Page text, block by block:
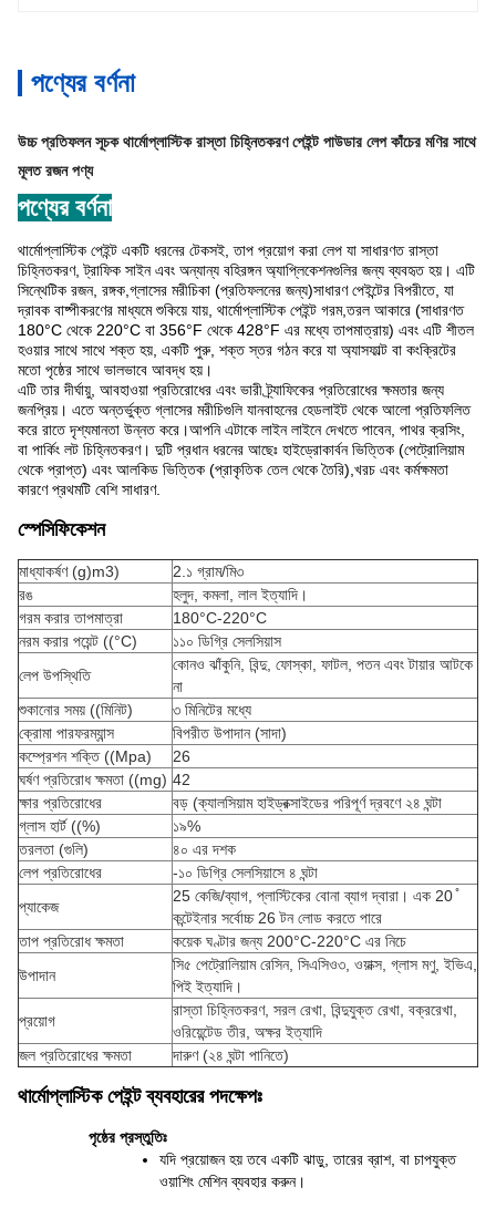
পণ্যের বর্ণনা
উচ্চ প্রতিফলন সূচক থার্মোপ্লাস্টিক রাস্তা চিহ্নিতকরণ পেইন্ট পাউডার লেপ কাঁচের মণির সাথে
মূলত রজন পণ্য
পণ্যের বর্ণনা
থার্মোপ্লাস্টিক পেইন্ট একটি ধরনের টেকসই, তাপ প্রয়োগ করা লেপ যা সাধারণত রাস্তা
চিহ্নিতকরণ, ট্রাফিক সাইন এবং অন্যান্য বহিরঙ্গন অ্যাপ্লিকেশনগুলির জন্য ব্যবহৃত হয়। এটি
সিন্থেটিক রজন, রঙ্গক,গ্লাসের মরীচিকা (প্রতিফলনের জন্য)সাধারণ পেইন্টের বিপরীতে, যা
দ্রাবক বাষ্পীকরণের মাধ্যমে শুকিয়ে যায়, থার্মোপ্লাস্টিক পেইন্ট গরম,তরল আকারে (সাধারণত
180°C থেকে 220°C বা 356°F থেকে 428°F এর মধ্যে তাপমাত্রায়) এবং এটি শীতল
হওয়ার সাথে সাথে শক্ত হয়, একটি পুরু, শক্ত স্তর গঠন করে যা অ্যাসফাল্ট বা কংক্রিটের
মতো পৃষ্ঠের সাথে ভালভাবে আবদ্ধ হয়।
এটি তার দীর্ঘায়ু, আবহাওয়া প্রতিরোধের এবং ভারী ট্র্যাফিকের প্রতিরোধের ক্ষমতার জন্য
জনপ্রিয়। এতে অন্তর্ভুক্ত গ্লাসের মরীচিগুলি যানবাহনের হেডলাইট থেকে আলো প্রতিফলিত
করে রাতে দৃশ্যমানতা উন্নত করে।আপনি এটাকে লাইন লাইনে দেখতে পাবেন, পাথর ক্রসিং,
বা পার্কিং লট চিহ্নিতকরণ। দুটি প্রধান ধরনের আছেঃ হাইড্রোকার্বন ভিত্তিক (পেট্রোলিয়াম
থেকে প্রাপ্ত) এবং আলকিড ভিত্তিক (প্রাকৃতিক তেল থেকে তৈরি),খরচ এবং কর্মক্ষমতা
কারণে প্রথমটি বেশি সাধারণ.
স্পেসিফিকেশন
মাধ্যাকর্ষণ (g)m3)
2.১ গ্রাম/মি৩
রঙ
হলুদ, কমলা, লাল ইত্যাদি।
গরম করার তাপমাত্রা
180°C-220°C
নরম করার পয়েন্ট ((°C)
১১০ ডিগ্রি সেলসিয়াস
লেপ উপস্থিতি
কোনও ঝাঁকুনি, বিন্দু, ফোস্কা, ফাটল, পতন এবং টায়ার আটকে
না
শুকানোর সময় ((মিনিট)
৩ মিনিটের মধ্যে
ক্রোমা পারফরম্যান্স
বিপরীত উপাদান (সাদা)
কম্প্রেশন শক্তি ((Mpa)
26
ঘর্ষণ প্রতিরোধ ক্ষমতা ((mg) 42
ক্ষার প্রতিরোধের
বড় (ক্যালসিয়াম হাইড্রক্সাইডের পরিপূর্ণ দ্রবণে ২৪ ঘন্টা
গ্লাস হার্ট ((%)
১৯%
তরলতা (গুলি)
৪০ এর দশক
লেপ প্রতিরোধের
-১০ ডিগ্রি সেলসিয়াসে ৪ ঘন্টা
প্যাকেজ
25 কেজি/ব্যাগ, প্লাস্টিকের বোনা ব্যাগ দ্বারা। এক 20 ̊
কন্টেইনার সর্বোচ্চ 26 টন লোড করতে পারে
তাপ প্রতিরোধ ক্ষমতা
কয়েক ঘণ্টার জন্য 200°C-220°C এর নিচে
উপাদান
সি৫ পেট্রোলিয়াম রেসিন, সিএসিও৩, ওয়াক্স, গ্লাস মণু, ইভিএ,
পিই ইত্যাদি।
প্রয়োগ
রাস্তা চিহ্নিতকরণ, সরল রেখা, বিন্দুযুক্ত রেখা, বক্ররেখা,
ওরিয়েন্টেড তীর, অক্ষর ইত্যাদি
জল প্রতিরোধের ক্ষমতা
দারুণ (২৪ ঘন্টা পানিতে)
থার্মোপ্লাস্টিক পেইন্ট ব্যবহারের পদক্ষেপঃ
পৃষ্ঠের প্রস্তুতিঃ
যদি প্রয়োজন হয় তবে একটি ঝাড়ু, তারের ব্রাশ, বা চাপযুক্ত
ওয়াশিং মেশিন ব্যবহার করুন।